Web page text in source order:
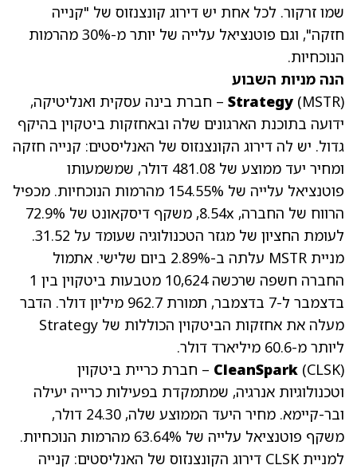
שמו זרקור. לכל אחת יש דירוג קונצנזוס של "קנייה
חזקה", וגם פוטנציאל עלייה של יותר מ-30% מהרמות
הנוכחיות.
הנה מניות השבוע
Strategy (MSTR)
– חברת בינה עסקית ואנליטיקה,
ידועה בתוכנת הארגונים שלה ובאחזקות ביטקוין בהיקף
גדול. יש לה דירוג הקונצנזוס של האנליסטים: קנייה חזקה
ומחיר יעד ממוצע של 481.08 דולר, שמשמעותו
פוטנציאל עלייה של 154.55% מהרמות הנוכחיות.
מכפיל
הרווח של החברה, 8.54x
, משקף דיסקאונט של 72.9%
לעומת החציון של מגזר הטכנולוגיה שעומד על 31.52.
מניית MSTR עלתה ב-2.89% ביום שלישי. אתמול
החברה חשפה שרכשה 10,624 מטבעות ביטקוין בין 1
בדצמבר ל-7 בדצמבר, תמורת 962.7 מיליון דולר. הדבר
מעלה את אחזקות הביטקוין הכוללות של Strategy
ליותר מ-60.6 מיליארד דולר.
CleanSpark (CLSK)
– חברת כריית ביטקוין
וטכנולוגיות אנרגיה, שמתמקדת בפעילות כרייה יעילה
ובר-קיימא. מחיר היעד הממוצע שלה, 24.30 דולר,
משקף פוטנציאל עלייה של 63.64% מהרמות הנוכחיות.
למניית CLSK דירוג הקונצנזוס של האנליסטים: קנייה